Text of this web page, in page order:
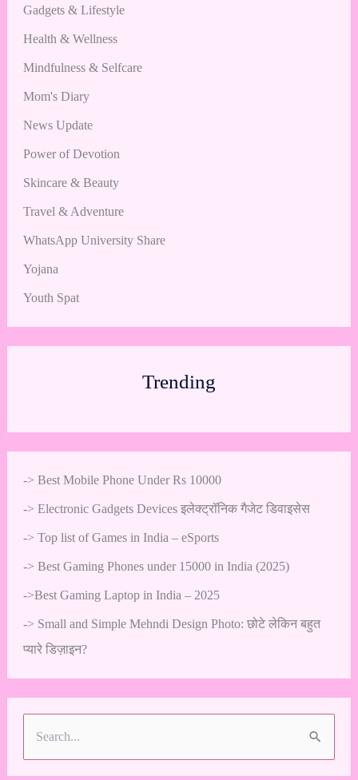
Gadgets & Lifestyle
Health & Wellness
Mindfulness & Selfcare
Mom's Diary
News Update
Power of Devotion
Skincare & Beauty
Travel & Adventure
WhatsApp University Share
Yojana
Youth Spat
Trending
-> Best Mobile Phone Under Rs 10000
-> Electronic Gadgets Devices इलेक्ट्रॉनिक गैजेट डिवाइसेस
-> Top list of Games in India – eSports
-> Best Gaming Phones under 15000 in India (2025)
->Best Gaming Laptop in India – 2025
-> Small and Simple Mehndi Design Photo: छोटे लेकिन बहुत
प्यारे डिज़ाइन?